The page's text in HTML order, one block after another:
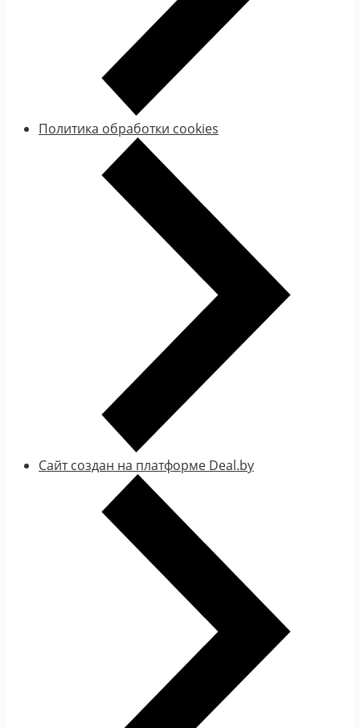
Политика обработки cookies
Сайт создан на платформе Deal.by